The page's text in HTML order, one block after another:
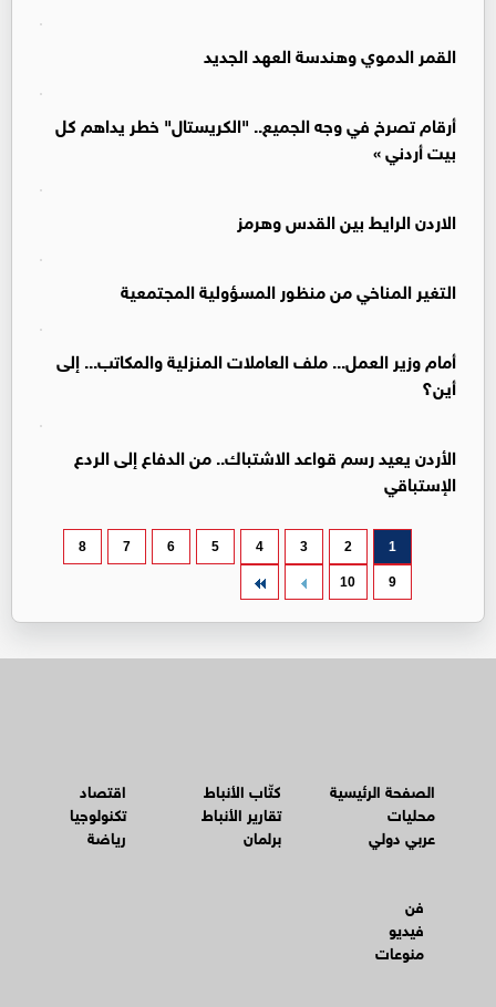
القمر الدموي وهندسة العهد الجديد
أرقام تصرخ في وجه الجميع.. "الكريستال" خطر يداهم كل
بيت أردني »
الاردن الرايط بين القدس وهرمز
التغير المناخي من منظور المسؤولية المجتمعية
أمام وزير العمل... ملف العاملات المنزلية والمكاتب... إلى
أين؟
الأردن يعيد رسم قواعد الاشتباك.. من الدفاع إلى الردع
الإستباقي
1
2
3
4
5
6
7
8
9
10
الصفحة الرئيسية
محليات
عربي دولي
كتّاب الأنباط
تقارير الأنباط
برلمان
اقتصاد
تكنولوجيا
رياضة
فن
فيديو
منوعات